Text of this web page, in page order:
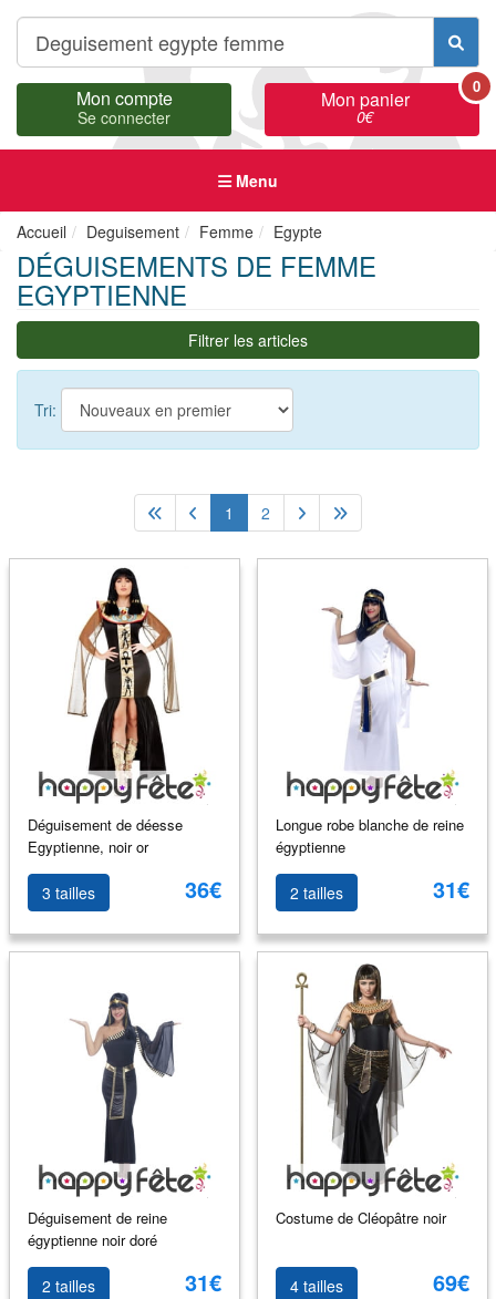
Mon compte
Se connecter
Mon panier
0€
0
Menu
Accueil Deguisement Femme Egypte
DÉGUISEMENTS DE FEMME
EGYPTIENNE
Filtrer les articles
Tri:
1 2
Déguisement de déesse
Egyptienne, noir or
3 tailles 36€
Longue robe blanche de reine
égyptienne
2 tailles 31€
Déguisement de reine
égyptienne noir doré
2 tailles 31€
Costume de Cléopâtre noir
4 tailles 69€